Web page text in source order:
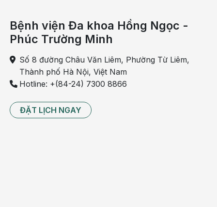
Bệnh viện Đa khoa Hồng Ngọc -
Phúc Trường Minh
Số 8 đường Châu Văn Liêm, Phường Từ Liêm,
Thành phố Hà Nội, Việt Nam
Hotline: +(84-24) 7300 8866
ĐẶT LỊCH NGAY